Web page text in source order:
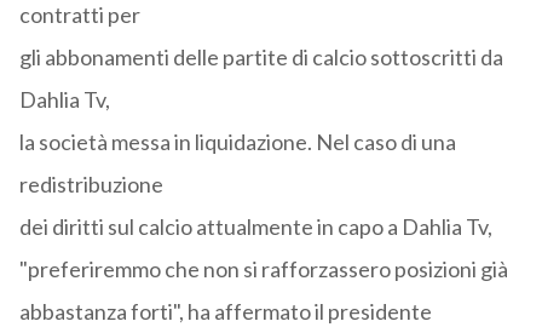
contratti per
gli abbonamenti delle partite di calcio sottoscritti da
Dahlia Tv,
la società messa in liquidazione. Nel caso di una
redistribuzione
dei diritti sul calcio attualmente in capo a Dahlia Tv,
"preferiremmo che non si rafforzassero posizioni già
abbastanza forti", ha affermato il presidente